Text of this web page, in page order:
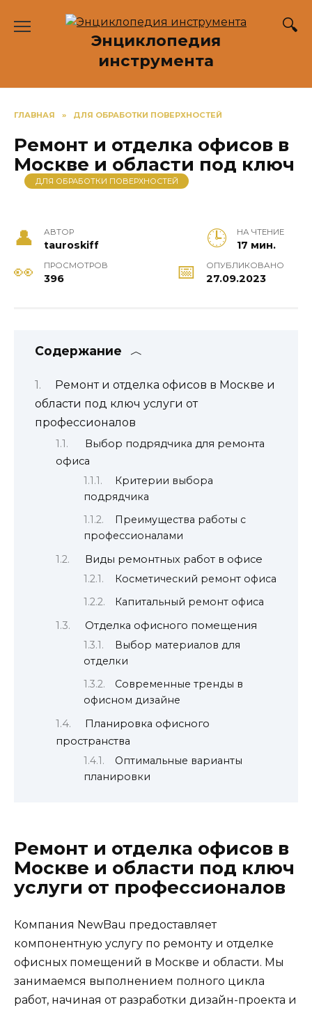
Энциклопедия
инструмента
ГЛАВНАЯ » ДЛЯ ОБРАБОТКИ ПОВЕРХНОСТЕЙ
Ремонт и отделка офисов в
Москве и области под ключ
ДЛЯ ОБРАБОТКИ ПОВЕРХНОСТЕЙ
АВТОР
tauroskiff
НА ЧТЕНИЕ
17 мин.
ПРОСМОТРОВ
396
ОПУБЛИКОВАНО
27.09.2023
Содержание
Ремонт и отделка офисов в Москве и
области под ключ услуги от
профессионалов
Выбор подрядчика для ремонта
офиса
Критерии выбора
подрядчика
Преимущества работы с
профессионалами
Виды ремонтных работ в офисе
Косметический ремонт офиса
Капитальный ремонт офиса
Отделка офисного помещения
Выбор материалов для
отделки
Современные тренды в
офисном дизайне
Планировка офисного
пространства
Оптимальные варианты
планировки
Ремонт и отделка офисов в
Москве и области под ключ
услуги от профессионалов
Компания NewBau предоставляет
компонентную услугу по ремонту и отделке
офисных помещений в Москве и области. Мы
занимаемся выполнением полного цикла
работ, начиная от разработки дизайн-проекта и